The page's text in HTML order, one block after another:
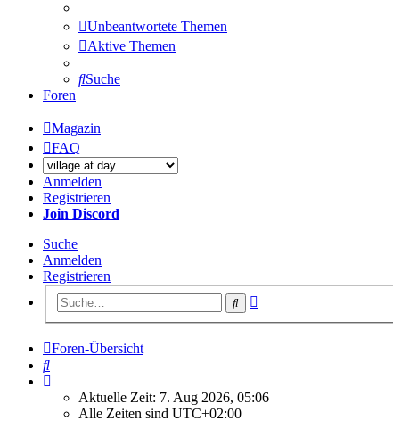
Unbeantwortete Themen
Aktive Themen
Suche
Foren
Magazin
FAQ
Anmelden
Registrieren
Join Discord
Suche
Anmelden
Registrieren
Suche
Foren-Übersicht
Suche
Aktuelle Zeit: 7. Aug 2026, 05:06
Alle Zeiten sind UTC+02:00